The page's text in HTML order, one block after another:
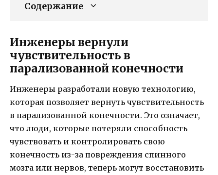
Содержание
Инженеры вернули
чувствительность в
парализованной конечности
Инженеры разработали новую технологию,
которая позволяет вернуть чувствительность
в парализованной конечности. Это означает,
что люди, которые потеряли способность
чувствовать и контролировать свою
конечность из-за повреждения спинного
мозга или нервов, теперь могут восстановить